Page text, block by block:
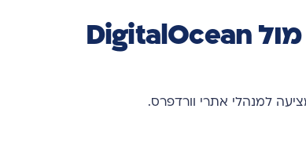
למנהלי אתרי וורדפרס.